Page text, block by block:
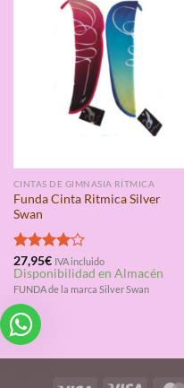
CINTAS DE GIMNASIA RÍTMICA
Funda Cinta Ritmica Silver
Swan
Valorado
con4.00
de 5
27,95€ IVA incluido
Disponibilidad en Almacén
FUNDA de la marca Silver Swan